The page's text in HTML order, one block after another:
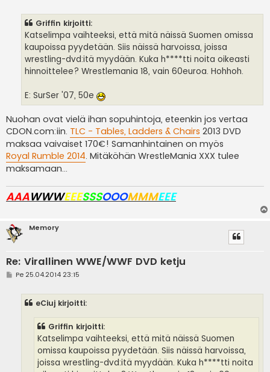
Griffin kirjoitti:
Katselimpa vaihteeksi, että mitä näissä Suomen omissa
kaupoissa pyydetään. Siis näissä harvoissa, joissa
wrestling-dvd:itä myydään. Kuka h****tti noita oikeasti
hinnoittelee? Wrestlemania 18, vain 60euroa. Hohhoh.
E: SurSer '07, 50e
Nuohan ovat vielä ihan sopuhintoja, eteenkin jos vertaa
CDON.com:iin. TLC - Tables, Ladders & Chairs 2013 DVD
maksaa vaivaiset 170€! Samanhintainen on myös
Royal Rumble 2014. Mitäköhän WrestleMania XXX tulee
maksamaan...
AAAWWWEEESSSOOOMMMEEE
Memory
Re: Virallinen WWE/WWF DVD ketju
VPe 25.04.2014 23:15
eCiuj kirjoitti:
Griffin kirjoitti:
Katselimpa vaihteeksi, että mitä näissä Suomen
omissa kaupoissa pyydetään. Siis näissä harvoissa,
joissa wrestling-dvd:itä myydään. Kuka h****tti noita